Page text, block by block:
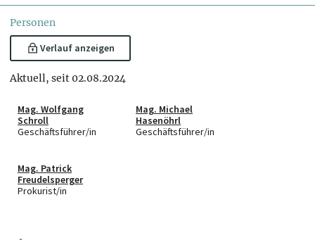
Personen
Verlauf anzeigen
Aktuell, seit 02.08.2024
Mag. Wolfgang
Schroll
Geschäftsführer/in
Mag. Michael
Hasenöhrl
Geschäftsführer/in
Mag. Patrick
Freudelsperger
Prokurist/in